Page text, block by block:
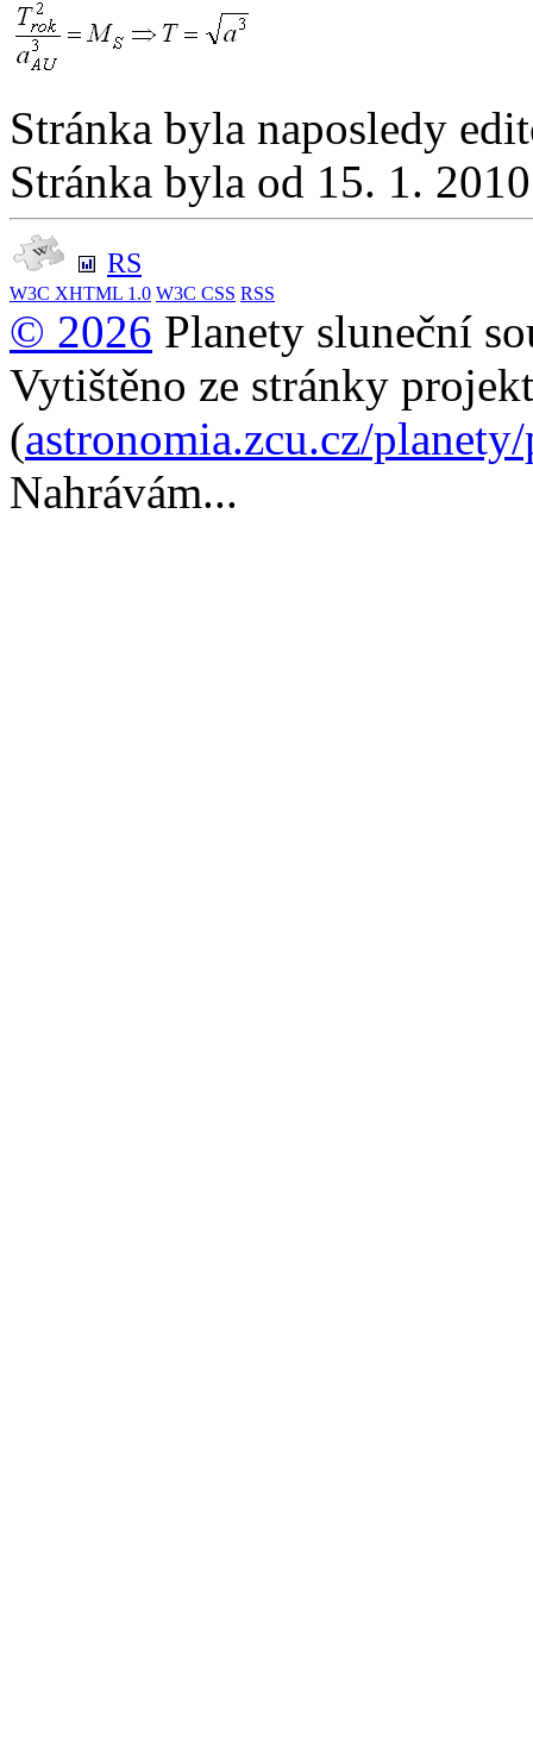
Stránka byla naposledy
Stránka byla od 15. 1.
RS
W3C XHTML 1.0 W3C CSS RSS
© 2026 Planety sluneční
Vytištěno ze stránky
(astronomia.zcu.cz/
Nahrávám...